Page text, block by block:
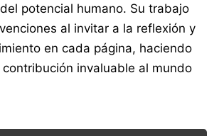
potencial humano. Su trabajo
al invitar a la reflexión y
en cada página, haciendo
invaluable al mundo